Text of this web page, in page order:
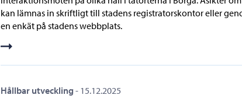
kan lämnas in skriftligt till stadens registratorskontor eller
en enkät på stadens webbplats.
Hållbar utveckling- 15.12.2025